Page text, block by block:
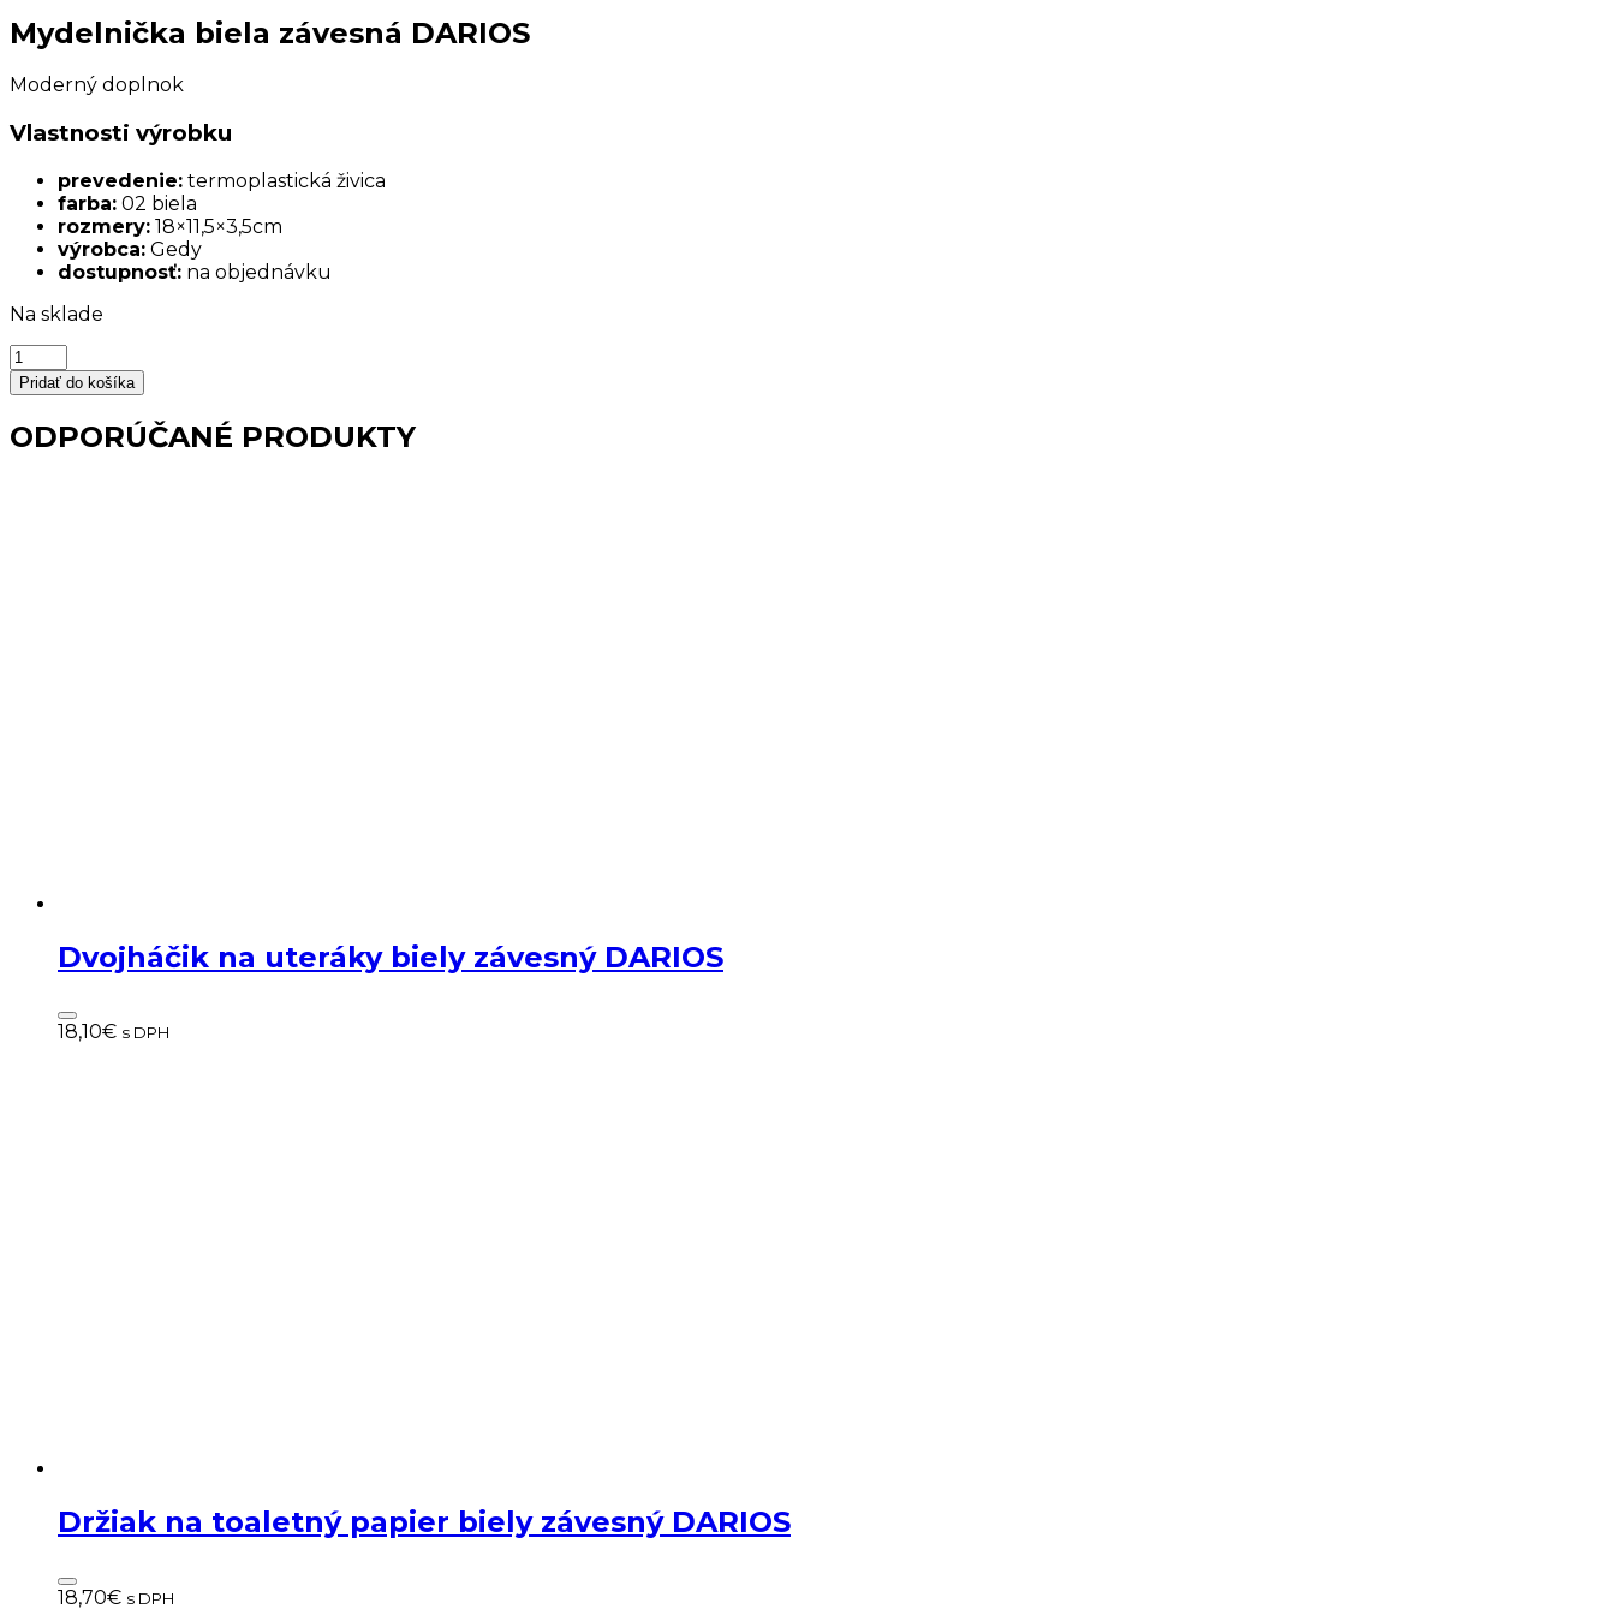
Mydelnička biela závesná DARIOS
Moderný doplnok
Vlastnosti výrobku
prevedenie: termoplastická živica
farba: 02 biela
rozmery: 18×11,5×3,5cm
výrobca: Gedy
dostupnosť: na objednávku
Na sklade
množstvo
Mydelnička
biela
závesná
DARIOS
Pridať do košíka
ODPORÚČANÉ PRODUKTY
Dvojháčik na uteráky biely závesný DARIOS
18,10€ s DPH
Držiak na toaletný papier biely závesný DARIOS
18,70€ s DPH